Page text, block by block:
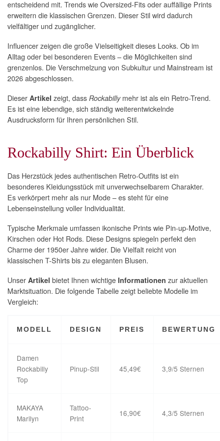
entscheidend mit. Trends wie Oversized-Fits oder auffällige Prints
erweitern die klassischen Grenzen. Dieser Stil wird dadurch
vielfältiger und zugänglicher.
Influencer zeigen die große Vielseitigkeit dieses Looks. Ob im
Alltag oder bei besonderen Events – die Möglichkeiten sind
grenzenlos. Die Verschmelzung von Subkultur und Mainstream ist
2026 abgeschlossen.
Dieser Artikel zeigt, dass Rockabillymehr ist als ein Retro-Trend.
Es ist eine lebendige, sich ständig weiterentwickelnde
Ausdrucksform für Ihren persönlichen Stil.
Rockabilly Shirt: Ein Überblick
Das Herzstück jedes authentischen Retro-Outfits ist ein
besonderes Kleidungsstück mit unverwechselbarem Charakter.
Es verkörpert mehr als nur Mode – es steht für eine
Lebenseinstellung voller Individualität.
Typische Merkmale umfassen ikonische Prints wie Pin-up-Motive,
Kirschen oder Hot Rods. Diese Designs spiegeln perfekt den
Charme der 1950er Jahre wider. Die Vielfalt reicht von
klassischen T-Shirts bis zu eleganten Blusen.
Unser Artikel bietet Ihnen wichtige Informationen zur aktuellen
Marktsituation. Die folgende Tabelle zeigt beliebte Modelle im
Vergleich:
MODELL DESIGN PREIS BEWERTUNG
Damen
Rockabilly
Top
Pinup-Stil 45,49€ 3,9/5 Sternen
MAKAYA
Marilyn
Tattoo-
Print
16,90€ 4,3/5 Sternen